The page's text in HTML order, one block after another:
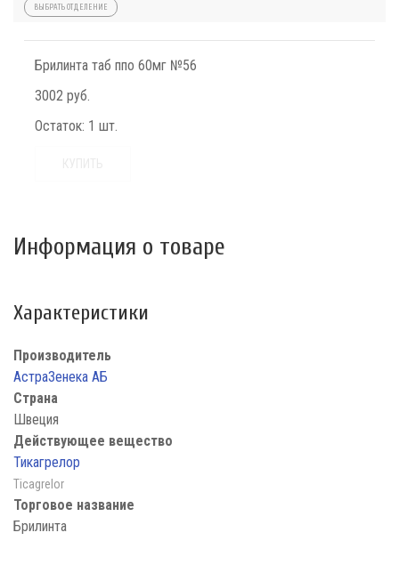
ВЫБРАТЬ ОТДЕЛЕНИЕ
Брилинта таб ппо 60мг №56
3002 руб.
Остаток: 1 шт.
Информация о товаре
Характеристики
Производитель
АстраЗенека АБ
Страна
Швеция
Действующее вещество
Тикагрелор
Ticagrelor
Торговое название
Брилинта